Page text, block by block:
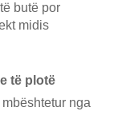
butë por
midis
të plotë
nga